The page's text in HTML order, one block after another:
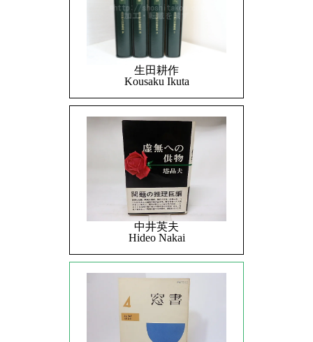
生田耕作
Kousaku Ikuta
中井英夫
Hideo Nakai